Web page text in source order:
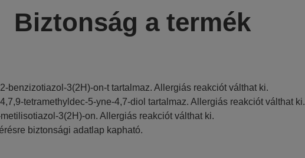
Biztonság a termék
benzizotiazol-3(2H)-on-t tartalmaz. Allergiás reakciót válthat ki.
tetramethyldec-5-yne-4,7-diol tartalmaz. Allergiás reakciót válthat ki.
3(2H)-on. Allergiás reakciót válthat ki.
biztonsági adatlap kapható.